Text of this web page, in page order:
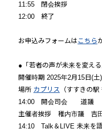
11:55 閉会挨拶
12:00 終了
お申込みフォームは こちら
●「若者の声が未来を変える
開催時期 2025年2⽉15⽇(
場所 カプリス （すすきの
14:00 開会司会 道
主催者挨拶 稚内市議 吉
14:10 Talk＆LIVE 未来を